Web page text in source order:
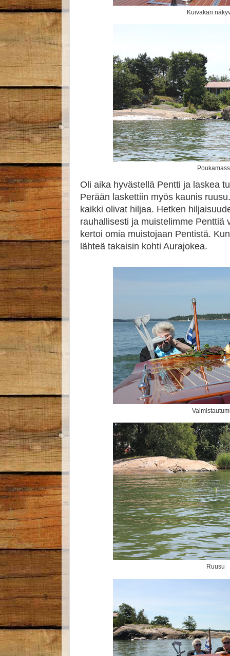
Kuivakari
Oli aika hyvästellä Pentti ja laskea
Perään laskettiin myös kaunis
kaikki olivat hiljaa. Hetken
rauhallisesti ja muistelimme Penttiä
kertoi omia muistojaan Pentistä.
lähteä takaisin kohti Aurajokea.
Ruusu